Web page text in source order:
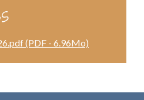
(PDF - 6.96Mo)